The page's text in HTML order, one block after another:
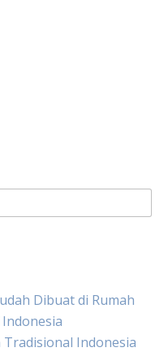
Dibuat di Rumah
Tradisional Indonesia